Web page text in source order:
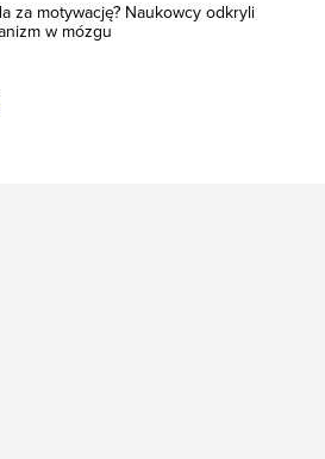
za motywację? Naukowcy odkryli
w mózgu